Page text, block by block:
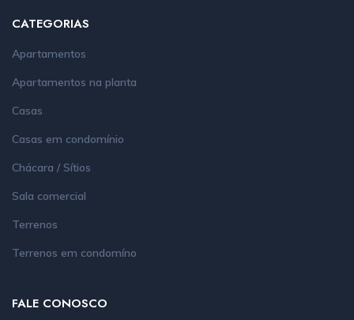
CATEGORIAS
Apartamentos
Apartamentos na planta
Casas
Casas em condomínio
Chácara / Sítios
Sala comercial
Terrenos
Terrenos em condomíno
FALE CONOSCO